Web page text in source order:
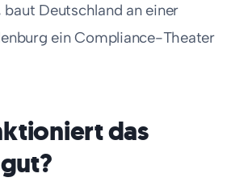
baut Deutschland an einer
ein Compliance-Theater
das